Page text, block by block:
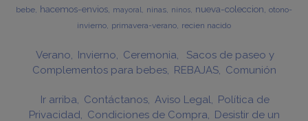
bebe hacemos-envios mayoral ninas ninos nueva-coleccion otono-
invierno primavera-verano recien nacido
Verano Invierno Ceremonia
Sacos de paseo y
Complementos para bebes
REBAJAS Comunión
Ir arriba Contáctanos Aviso Legal
Política de
Privacidad
Condiciones de Compra Desistir de un